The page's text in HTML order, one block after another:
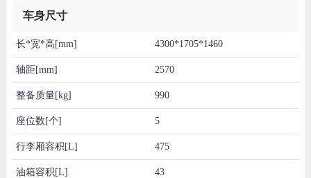
车身尺寸
长*宽*高[mm] 4300*1705*1460
轴距[mm] 2570
整备质量[kg] 990
座位数[个] 5
行李厢容积[L] 475
油箱容积[L] 43